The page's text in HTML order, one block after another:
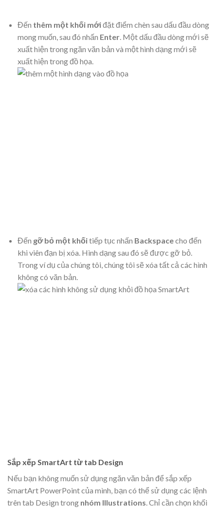
Đến thêm một khối mớiđặt điểm chèn sau dấu đầu dòng
mong muốn, sau đó nhấn Enter. Một dấu đầu dòng mới sẽ
xuất hiện trong ngăn văn bản và một hình dạng mới sẽ
xuất hiện trong đồ họa.
Đến gỡ bỏ một khốitiếp tục nhấn Backspacecho đến
khi viên đạn bị xóa. Hình dạng sau đó sẽ được gỡ bỏ.
Trong ví dụ của chúng tôi, chúng tôi sẽ xóa tất cả các hình
không có văn bản.
Sắp xếp SmartArt từ tab Design
Nếu bạn không muốn sử dụng ngăn văn bản để sắp xếp
SmartArt PowerPoint của mình, bạn có thể sử dụng các lệnh
trên tab Design trong nhóm Illustrations. Chỉ cần chọn khối